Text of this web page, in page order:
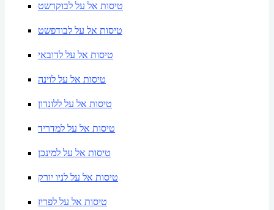
טיסות אל על לבוקרשט
טיסות אל על לבודפשט
טיסות אל על לדובאי
טיסות אל על לוינה
טיסות אל על ללונדון
טיסות אל על למדריד
טיסות אל על למינכן
טיסות אל על לניו יורק
טיסות אל על לפריז